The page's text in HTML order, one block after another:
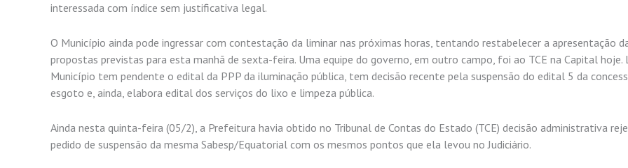
interessada com índice sem justificativa legal.
O Município ainda pode ingressar com contestação da liminar nas próximas horas, tentando restabelecer a apresentação
propostas previstas para esta manhã de sexta-feira. Uma equipe do governo, em outro campo, foi ao TCE na Capital hoje.
Município tem pendente o edital da PPP da iluminação pública, tem decisão recente pela suspensão do edital 5 da
esgoto e, ainda, elabora edital dos serviços do lixo e limpeza pública.
Ainda nesta quinta-feira (05/2), a Prefeitura havia obtido no Tribunal de Contas do Estado (TCE) decisão administrativa
pedido de suspensão da mesma Sabesp/Equatorial com os mesmos pontos que ela levou no Judiciário.